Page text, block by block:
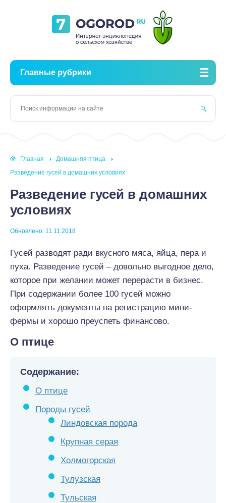
Главные рубрики
Главная
Домашняя птица
Разведение гусей в домашних условиях
Разведение гусей в домашних
условиях
Обновлено: 11.11.2018
Гусей разводят ради вкусного мяса, яйца, пера и
пуха. Разведение гусей – довольно выгодное дело,
которое при желании может перерасти в бизнес.
При содержании более 100 гусей можно
оформлять документы на регистрацию мини-
фермы и хорошо преуспеть финансово.
О птице
Содержание:
О птице
Породы гусей
Линдовская порода
Крупная серая
Холмогорская
Тулузская
Тульская